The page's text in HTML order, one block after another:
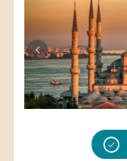
Previous